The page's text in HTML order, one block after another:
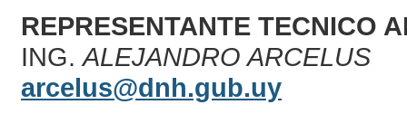
REPRESENTANTE TECNICO
ING.ALEJANDRO ARCELUS
arcelus@dnh.gub.uy